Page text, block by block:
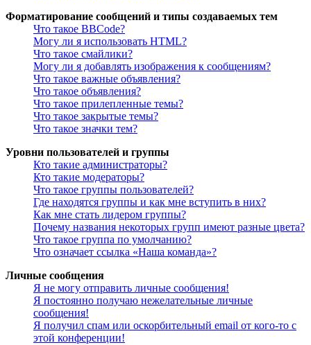
Форматирование сообщений и типы создаваемых тем
Что такое BBCode?
Могу ли я использовать HTML?
Что такое смайлики?
Могу ли я добавлять изображения к сообщениям?
Что такое важные объявления?
Что такое объявления?
Что такое прилепленные темы?
Что такое закрытые темы?
Что такое значки тем?
Уровни пользователей и группы
Кто такие администраторы?
Кто такие модераторы?
Что такое группы пользователей?
Где находятся группы и как мне вступить в них?
Как мне стать лидером группы?
Почему названия некоторых групп имеют разные цвета?
Что такое группа по умолчанию?
Что означает ссылка «Наша команда»?
Личные сообщения
Я не могу отправить личные сообщения!
Я постоянно получаю нежелательные личные
сообщения!
Я получил спам или оскорбительный email от кого-то с
этой конференции!